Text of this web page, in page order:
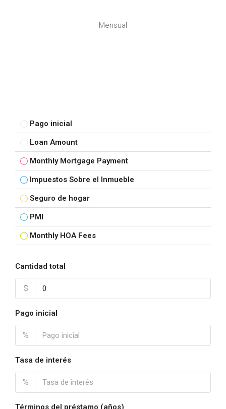
Mensual
Pago inicial
Loan Amount
Monthly Mortgage Payment
Impuestos Sobre el Inmueble
Seguro de hogar
PMI
Monthly HOA Fees
Cantidad total
$
Pago inicial
%
Tasa de interés
%
Términos del préstamo (años)